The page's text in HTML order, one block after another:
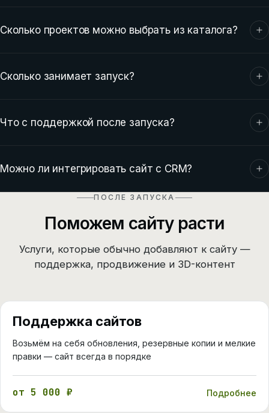
Сколько проектов можно выбрать из каталога?
домов из нашего каталога. Нужно больше —
Сколько занимает запуск?
планирование (2-3 дня), дизайн (3-5 дней), разработка
Что с поддержкой после запуска?
Мы поможем разобраться с панелью управления,
первого месяца поддержка стоит от 5 000 ₽/мес и
безопасности, резервное копирование и мелкие
Можно ли интегрировать сайт с CRM?
Тариф MODX 3 ориентирован на готовые
Для интеграции с CRM и сквозной автоматизации
Индивидуальный.
ПОСЛЕ ЗАПУСКА
Поможем сайту расти
Услуги, которые обычно добавляют к сайту —
поддержка, продвижение и 3D-контент
Поддержка сайтов
Возьмём на себя обновления, резервные копии и мелкие
правки — сайт всегда в порядке
от 5 000 ₽ Подробнее